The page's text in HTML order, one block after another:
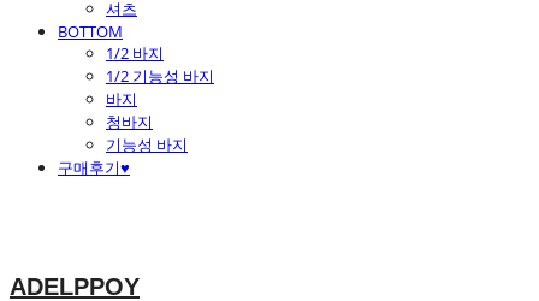
셔츠
BOTTOM
1/2 바지
1/2 기능성 바지
바지
청바지
기능성 바지
구매후기♥
ADELPPOY